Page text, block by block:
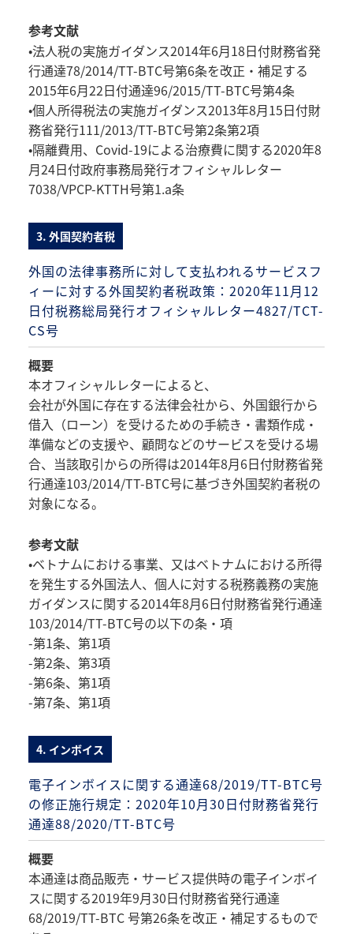
参考文献
•法人税の実施ガイダンス2014年6月18日付財務省発
行通達78/2014/TT-BTC号第6条を改正・補足する
2015年6月22日付通達96/2015/TT-BTC号第4条
•個人所得税法の実施ガイダンス2013年8月15日付財
務省発行111/2013/TT-BTC号第2条第2項
•隔離費用、Covid-19による治療費に関する2020年8
月24日付政府事務局発行オフィシャルレター
7038/VPCP-KTTH号第1.a条
3. 外国契約者税
外国の法律事務所に対して支払われるサービスフ
ィーに対する外国契約者税政策：2020年11月12
日付税務総局発行オフィシャルレター4827/TCT-
CS号
概要
本オフィシャルレターによると、
会社が外国に存在する法律会社から、外国銀行から
借入（ローン）を受けるための手続き・書類作成・
準備などの支援や、顧問などのサービスを受ける場
合、当該取引からの所得は2014年8月6日付財務省発
行通達103/2014/TT-BTC号に基づき外国契約者税の
対象になる。
参考文献
•ベトナムにおける事業、又はベトナムにおける所得
を発生する外国法人、個人に対する税務義務の実施
ガイダンスに関する2014年8月6日付財務省発行通達
103/2014/TT-BTC号の以下の条・項
-第1条、第1項
-第2条、第3項
-第6条、第1項
-第7条、第1項
4. インボイス
電子インボイスに関する通達68/2019/TT-BTC号
の修正施行規定：2020年10月30日付財務省発行
通達88/2020/TT-BTC号
概要
本通達は商品販売・サービス提供時の電子インボイ
スに関する2019年9月30日付財務省発行通達
68/2019/TT-BTC 号第26条を改正・補足するもので